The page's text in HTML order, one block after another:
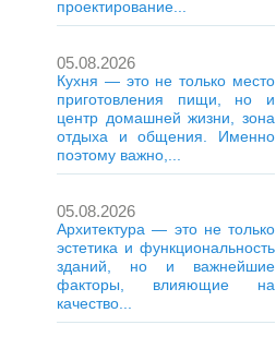
проектирование...
05.08.2026
Кухня — это не только место
приготовления пищи, но и
центр домашней жизни, зона
отдыха и общения. Именно
поэтому важно,...
05.08.2026
Архитектура — это не только
эстетика и функциональность
зданий, но и важнейшие
факторы, влияющие на
качество...